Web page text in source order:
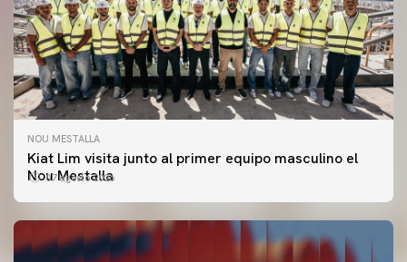
NOU MESTALLA
Kiat Lim visita junto al primer equipo masculino el
Nou Mestalla
07 agosto 2026